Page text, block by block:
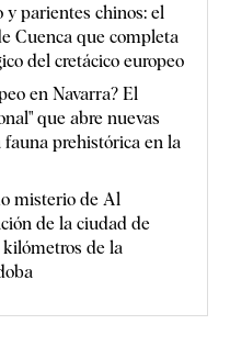
y parientes chinos: el
Cuenca que completa
del cretácico europeo
en Navarra? El
que abre nuevas
fauna prehistórica en la
misterio de Al
de la ciudad de
de la